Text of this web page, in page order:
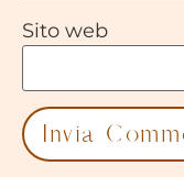
Sito web